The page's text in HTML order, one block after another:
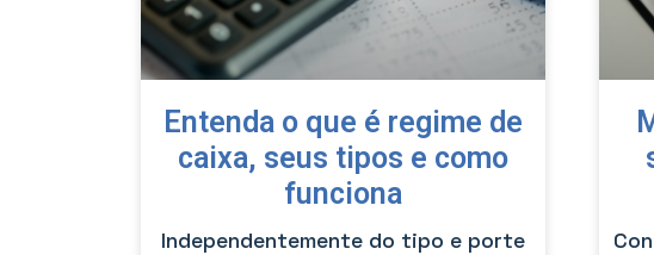
Entenda o que é regime de
caixa, seus tipos e como
funciona
Independentemente do tipo e porte